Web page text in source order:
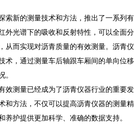
索新的测量技术和方法，推出了一系列有
外光谱下的吸收和反射特性，可以全面分
从而实现对沥青质量的有效测量。沥青仪
术，通过测量车后轴跟车厢间的单向位移
效测量已经成为了沥青仪器行业的重要发
和方法，不仅可以提高沥青仪器的测量精
护提供更加科学、准确的数据支持。